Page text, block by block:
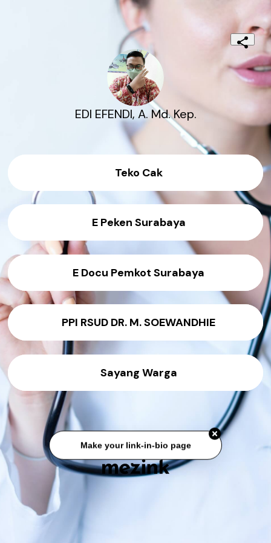
EDI EFENDI, A. Md. Kep.
Teko Cak
E Peken Surabaya
E Docu Pemkot Surabaya
PPI RSUD DR. M. SOEWANDHIE
Sayang Warga
Make your link-in-bio page